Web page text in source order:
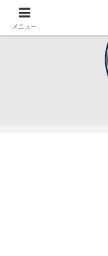
メニュー